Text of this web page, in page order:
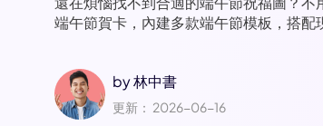
適用於 Mac 的簡易影片編輯器，擁有各種
端午節賀卡，內建多款端午節模板，搭配
by林中書
更新： 2026-06-16